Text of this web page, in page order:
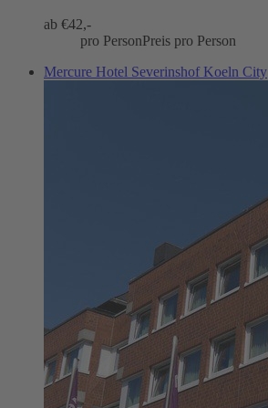
ab €42,-
pro PersonPreis pro Person
Mercure Hotel Severinshof Koeln City